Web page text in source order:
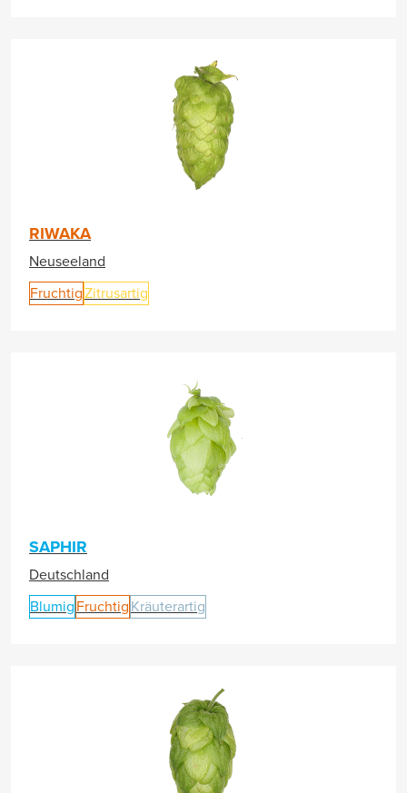
RIWAKA
Neuseeland
FruchtigZitrusartig
SAPHIR
Deutschland
Blumig Fruchtig Kräuterartig